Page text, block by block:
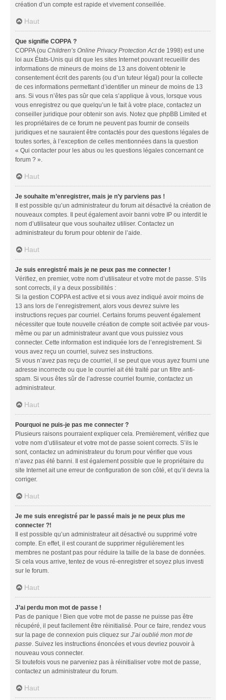
création d’un compte est rapide et vivement conseillée.
Haut
Que signifie COPPA ?
COPPA (ou Children’s Online Privacy Protection Actde 1998) est une
loi aux États-Unis qui dit que les sites Internet pouvant recueillir des
informations de mineurs de moins de 13 ans doivent obtenir le
consentement écrit des parents (ou d’un tuteur légal) pour la collecte
de ces informations permettant d’identifier un mineur de moins de 13
ans. Si vous n’êtes pas sûr que cela s’applique à vous, lorsque vous
vous enregistrez ou que quelqu’un le fait à votre place, contactez un
conseiller juridique pour obtenir son avis. Notez que phpBB Limited et
les propriétaires de ce forum ne peuvent pas fournir de conseils
juridiques et ne sauraient être contactés pour des questions légales de
toutes sortes, à l’exception de celles mentionnées dans la question
« Qui contacter pour les abus ou les questions légales concernant ce
forum ? ».
Haut
Je souhaite m’enregistrer, mais je n’y parviens pas !
Il est possible qu’un administrateur du forum ait désactivé la création de
nouveaux comptes. Il peut également avoir banni votre IP ou interdit le
nom d’utilisateur que vous souhaitez utiliser. Contactez un
administrateur du forum pour obtenir de l’aide.
Haut
Je suis enregistré mais je ne peux pas me connecter !
Vérifiez, en premier, votre nom d’utilisateur et votre mot de passe. S’ils
sont corrects, il y a deux possibilités :
Si la gestion COPPA est active et si vous avez indiqué avoir moins de
13 ans lors de l’enregistrement, alors vous devrez suivre les
instructions reçues par courriel. Certains forums peuvent également
nécessiter que toute nouvelle création de compte soit activée par vous-
même ou par un administrateur avant que vous puissiez vous
connecter. Cette information est indiquée lors de l’enregistrement. Si
vous avez reçu un courriel, suivez ses instructions.
Si vous n’avez pas reçu de courriel, il se peut que vous ayez fourni une
adresse incorrecte ou que le courriel ait été traité par un filtre anti-
spam. Si vous êtes sûr de l’adresse courriel fournie, contactez un
administrateur.
Haut
Pourquoi ne puis-je pas me connecter ?
Plusieurs raisons pourraient expliquer cela. Premièrement, vérifiez que
votre nom d’utilisateur et votre mot de passe soient corrects. S’ils le
sont, contactez un administrateur du forum pour vérifier que vous
n’avez pas été banni. Il est également possible que le propriétaire du
site Internet ait une erreur de configuration de son côté, et qu’il devra la
corriger.
Haut
Je me suis enregistré par le passé mais je ne peux plus me
connecter ?!
Il est possible qu’un administrateur ait désactivé ou supprimé votre
compte. En effet, il est courant de supprimer régulièrement les
membres ne postant pas pour réduire la taille de la base de données.
Si cela vous arrive, tentez de vous ré-enregistrer et soyez plus investi
sur le forum.
Haut
J’ai perdu mon mot de passe !
Pas de panique ! Bien que votre mot de passe ne puisse pas être
récupéré, il peut facilement être réinitialisé. Pour ce faire, rendez vous
sur la page de connexion puis cliquez sur J’ai oublié mon mot de
passe . Suivez les instructions énoncées et vous devriez pouvoir à
nouveau vous connecter.
Si toutefois vous ne parveniez pas à réinitialiser votre mot de passe,
contactez un administrateur du forum.
Haut